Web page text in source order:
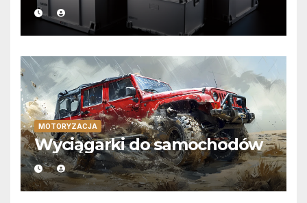
MOTORYZACJA
Wyciągarki do samochodów